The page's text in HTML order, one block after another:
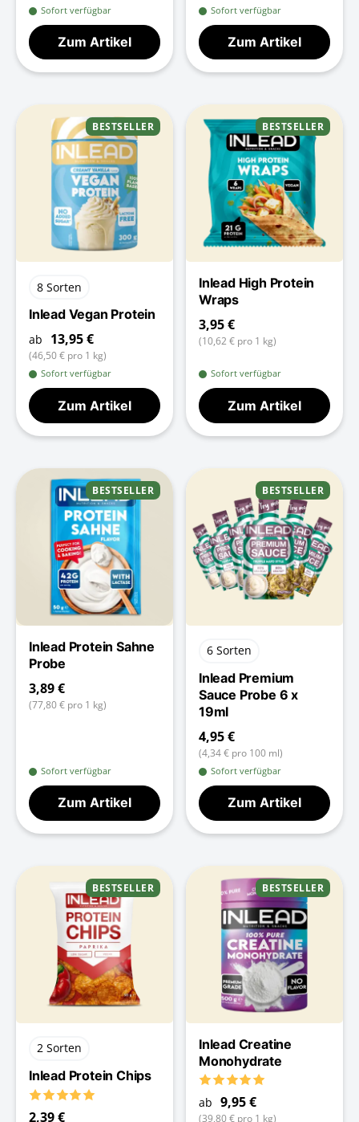
Sofort verfügbar
Zum Artikel
Sofort verfügbar
Zum Artikel
BESTSELLER
8 Sorten
Inlead Vegan Protein
ab 13,95 €
(46,50 € pro 1 kg)
Sofort verfügbar
Zum Artikel
BESTSELLER
Inlead High Protein
Wraps
3,95 €
(10,62 € pro 1 kg)
Sofort verfügbar
Zum Artikel
BESTSELLER
Inlead Protein Sahne
Probe
3,89 €
(77,80 € pro 1 kg)
Sofort verfügbar
Zum Artikel
BESTSELLER
6 Sorten
Inlead Premium
Sauce Probe 6 x
19ml
4,95 €
(4,34 € pro 100 ml)
Sofort verfügbar
Zum Artikel
BESTSELLER
2 Sorten
Inlead Protein Chips
2,39 €
BESTSELLER
Inlead Creatine
Monohydrate
ab 9,95 €
(39,80 € pro 1 kg)